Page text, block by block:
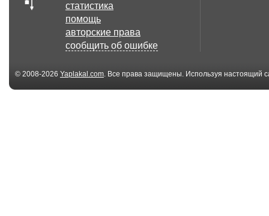
статистика
помощь
авторские права
сообщить об ошибке
© 2008-2026 Yaplakal.com. Все права защищены. Используя настоящий